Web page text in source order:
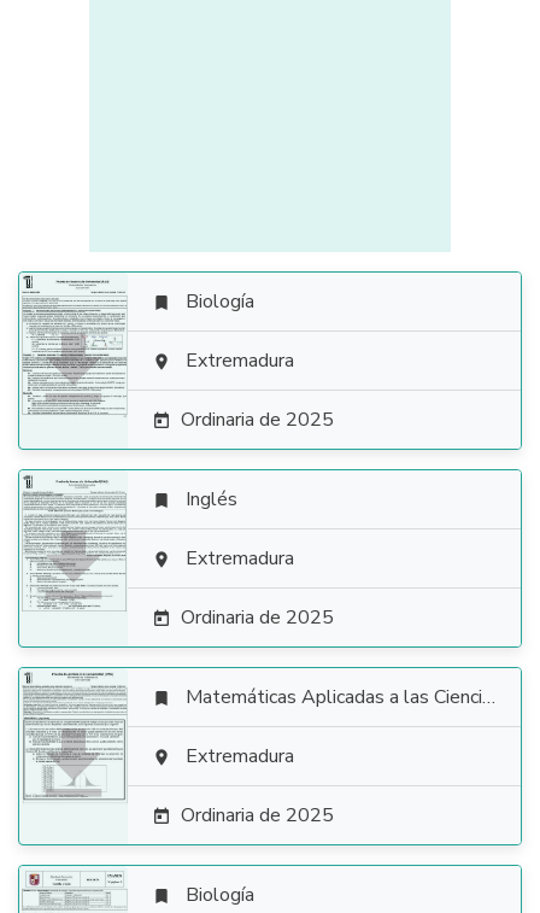

 Biología
 Extremadura
 Ordinaria de 2025

 Inglés
 Extremadura
 Ordinaria de 2025

 Matemáticas Aplicadas a las Ciencias Sociales
 Extremadura
 Ordinaria de 2025
 Biología